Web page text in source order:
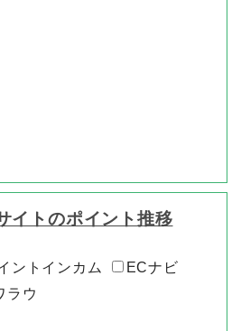
イトのポイント推移
ントインカム
ECナビ
ラウ